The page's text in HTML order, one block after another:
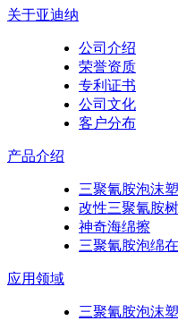
关于亚迪纳
公司介绍
荣誉资质
专利证书
公司文化
客户分布
产品介绍
三聚氰胺泡沫
改性三聚氰胺
神奇海绵擦
三聚氰胺泡绵
应用领域
三聚氰胺泡沫